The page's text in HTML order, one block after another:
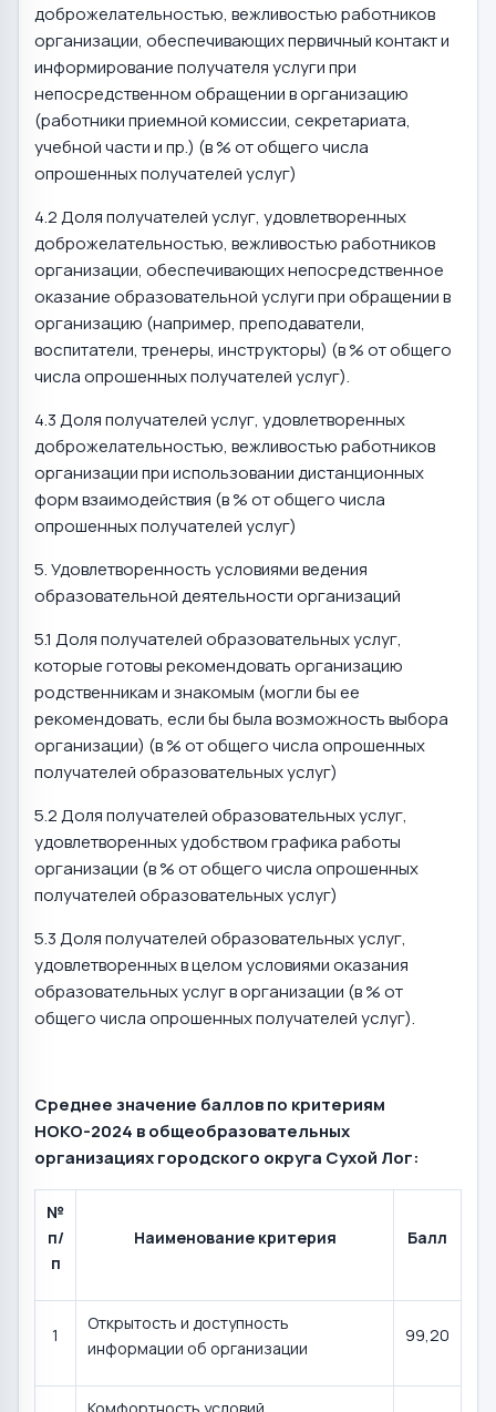
доброжелательностью, вежливостью работников
организации, обеспечивающих первичный контакт и
информирование получателя услуги при
непосредственном обращении в организацию
(работники приемной комиссии, секретариата,
учебной части и пр.) (в % от общего числа
опрошенных получателей услуг)
4.2 Доля получателей услуг, удовлетворенных
доброжелательностью, вежливостью работников
организации, обеспечивающих непосредственное
оказание образовательной услуги при обращении в
организацию (например, преподаватели,
воспитатели, тренеры, инструкторы) (в % от общего
числа опрошенных получателей услуг).
4.3 Доля получателей услуг, удовлетворенных
доброжелательностью, вежливостью работников
организации при использовании дистанционных
форм взаимодействия (в % от общего числа
опрошенных получателей услуг)
5. Удовлетворенность условиями ведения
образовательной деятельности организаций
5.1 Доля получателей образовательных услуг,
которые готовы рекомендовать организацию
родственникам и знакомым (могли бы ее
рекомендовать, если бы была возможность выбора
организации) (в % от общего числа опрошенных
получателей образовательных услуг)
5.2 Доля получателей образовательных услуг,
удовлетворенных удобством графика работы
организации (в % от общего числа опрошенных
получателей образовательных услуг)
5.3 Доля получателей образовательных услуг,
удовлетворенных в целом условиями оказания
образовательных услуг в организации (в % от
общего числа опрошенных получателей услуг).
Среднее значение баллов по критериям
НОКО-2024 в общеобразовательных
организациях городского округа Сухой Лог:
№
п/
п
Наименование критерия Балл
1
Открытость и доступность
информации об организации
99,20